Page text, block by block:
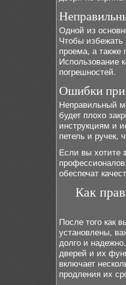
Одной из
Чтобы избежать
проема, а также
Использование
погрешностей.
Ошибки при
Неправильный
будет плохо
инструкциям и
петель и ручек,
Если вы хотите
обеспечат
Как
После того как
установлены,
долго и
дверей и их
включает
продления их